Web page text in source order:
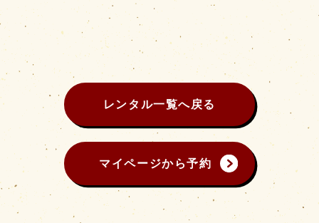
レンタル一覧へ戻る
マイページから予約